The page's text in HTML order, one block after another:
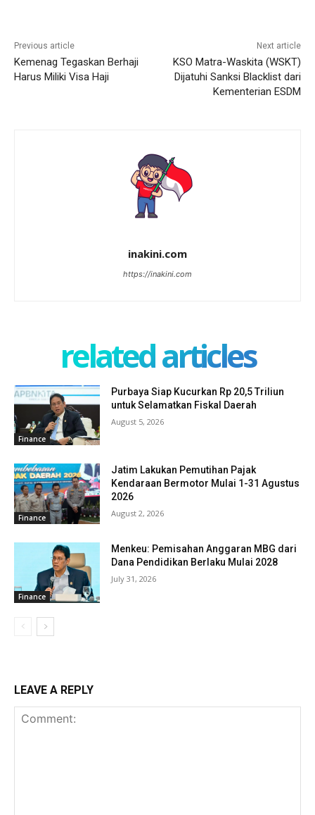
Previous article
Kemenag Tegaskan Berhaji
Harus Miliki Visa Haji
Next article
KSO Matra-Waskita (WSKT)
Dijatuhi Sanksi Blacklist dari
Kementerian ESDM
inakini.com
https://inakini.com
related articles
Finance
Purbaya Siap Kucurkan Rp 20,5 Triliun
untuk Selamatkan Fiskal Daerah
August 5, 2026
Finance
Jatim Lakukan Pemutihan Pajak
Kendaraan Bermotor Mulai 1-31 Agustus
2026
August 2, 2026
Finance
Menkeu: Pemisahan Anggaran MBG dari
Dana Pendidikan Berlaku Mulai 2028
July 31, 2026
LEAVE A REPLY